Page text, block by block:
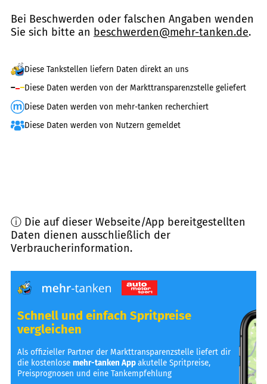
Bei Beschwerden oder falschen Angaben wenden
Sie sich bitte an beschwerden@mehr-tanken.de.
Diese Tankstellen liefern Daten direkt an uns
Diese Daten werden von der Markttransparenzstelle geliefert
Diese Daten werden von mehr-tanken recherchiert
Diese Daten werden von Nutzern gemeldet
ⓘ Die auf dieser Webseite/App bereitgestellten
Daten dienen ausschließlich der
Verbraucherinformation.
Schnell und einfach Spritpreise
vergleichen
Als offizieller Partner der Markttransparenzstelle liefert dir
die kostenlosemehr-tanken Appakutelle Spritpreise,
Preisprognosen und eine Tankempfehlung